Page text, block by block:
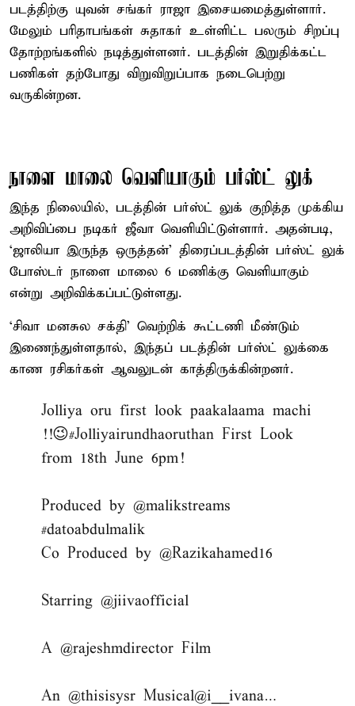
படத்திற்கு யுவன் சங்கர் ராஜா இசையமைத்துள்ளார்.
மேலும் பரிதாபங்கள் சுதாகர் உள்ளிட்ட பலரும் சிறப்பு
தோற்றங்களில் நடித்துள்ளனர். படத்தின் இறுதிக்கட்ட
பணிகள் தற்போது விறுவிறுப்பாக நடைபெற்று
வருகின்றன.
நாளை மாலை வெளியாகும் பர்ஸ்ட் லுக்
இந்த நிலையில், படத்தின் பர்ஸ்ட் லுக் குறித்த முக்கிய
அறிவிப்பை நடிகர் ஜீவா வெளியிட்டுள்ளார். அதன்படி,
‘ஜாலியா இருந்த ஒருத்தன்’ திரைப்படத்தின் பர்ஸ்ட் லுக்
போஸ்டர் நாளை மாலை 6 மணிக்கு வெளியாகும்
என்று அறிவிக்கப்பட்டுள்ளது.
‘சிவா மனசுல சக்தி’ வெற்றிக் கூட்டணி மீண்டும்
இணைந்துள்ளதால், இந்தப் படத்தின் பர்ஸ்ட் லுக்கை
காண ரசிகர்கள் ஆவலுடன் காத்திருக்கின்றனர்.
Jolliya oru first look paakalaama machi
!!😉#Jolliyairundhaoruthan First Look
from 18th June 6pm!
Produced by @malikstreams
#datoabdulmalik
Co Produced by @Razikahamed16
Starring @jiivaofficial
A @rajeshmdirector Film
An @thisisysr Musical@i__ivana…